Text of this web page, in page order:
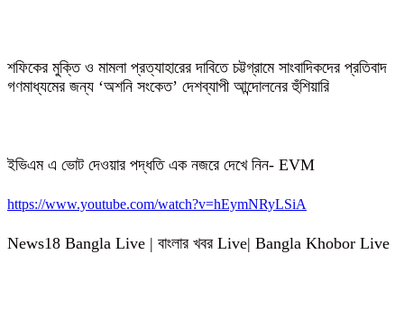
শফিকের মুক্তি ও মামলা প্রত্যাহারের দাবিতে চট্টগ্রামে সাংবাদিকদের প্রতিবাদ
গণমাধ্যমের জন্য ‘অশনি সংকেত’ দেশব্যাপী আন্দোলনের হুঁশিয়ারি
ইভিএম এ ভোট দেওয়ার পদ্ধতি এক নজরে দেখে নিন- EVM
https://www.youtube.com/watch?v=hEymNRyLSiA
News18 Bangla Live | বাংলার খবর Live| Bangla Khobor Live